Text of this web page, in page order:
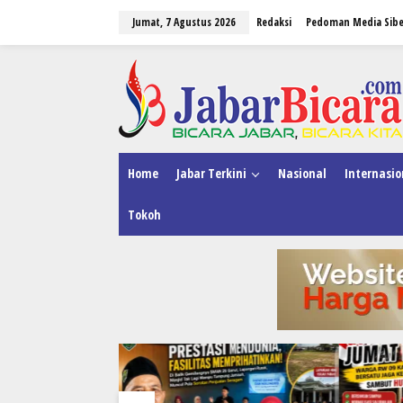
Jumat, 7 Agustus 2026 Redaksi Pedoman Media
Home Jabar Terkini Nasional
Tokoh